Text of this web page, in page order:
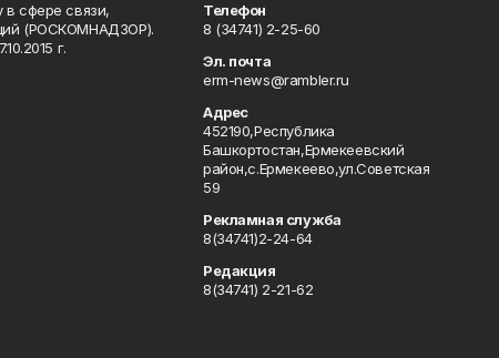
в сфере связи,
(РОСКОМНАДЗОР).
г.
Телефон
8 (34741) 2-25-60
Эл. почта
erm-news@rambler.ru
Адрес
452190,Республика
Башкортостан,Ермекеевский
район,с.Ермекеево,ул.Советская
59
Рекламная служба
8(34741)2-24-64
Редакция
8(34741) 2-21-62